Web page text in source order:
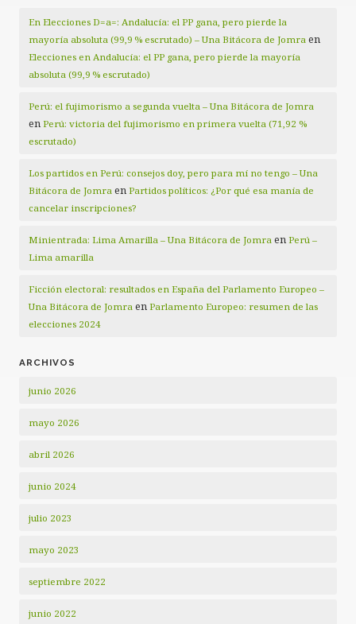
En Elecciones D=a=: Andalucía: el PP gana, pero pierde la
mayoría absoluta (99,9 % escrutado) – Una Bitácora de Jomra en
Elecciones en Andalucía: el PP gana, pero pierde la mayoría
absoluta (99,9 % escrutado)
Perú: el fujimorismo a segunda vuelta – Una Bitácora de Jomra
en Perú: victoria del fujimorismo en primera vuelta (71,92 %
escrutado)
Los partidos en Perú: consejos doy, pero para mí no tengo – Una
Bitácora de Jomra en Partidos políticos: ¿Por qué esa manía de
cancelar inscripciones?
Minientrada: Lima Amarilla – Una Bitácora de Jomra en Perú –
Lima amarilla
Ficción electoral: resultados en España del Parlamento Europeo –
Una Bitácora de Jomra en Parlamento Europeo: resumen de las
elecciones 2024
ARCHIVOS
junio 2026
mayo 2026
abril 2026
junio 2024
julio 2023
mayo 2023
septiembre 2022
junio 2022